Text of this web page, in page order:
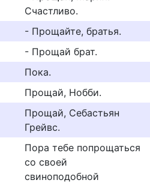
Счастливо.
- Прощайте, братья.
- Прощай брат.
Пока.
Прощай, Нобби.
Прощай, Себастьян
Грейвс.
Пора тебе попрощаться
со своей
свиноподобной